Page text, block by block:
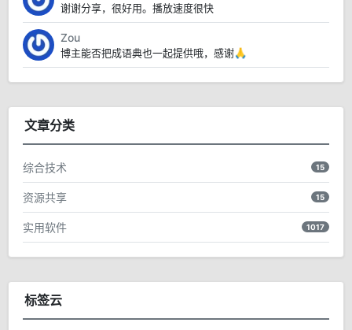
谢谢分享，很好用。播放速度很快
Zou
博主能否把成语典也一起提供哦，感谢🙏
文章分类
综合技术 15
资源共享 15
实用软件 1017
标签云